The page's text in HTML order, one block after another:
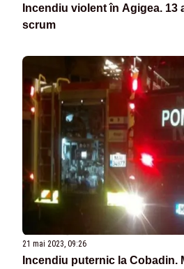
Incendiu violent în Agigea. 13
scrum
21 mai 2023, 09:26
Incendiu puternic la Cobadin.